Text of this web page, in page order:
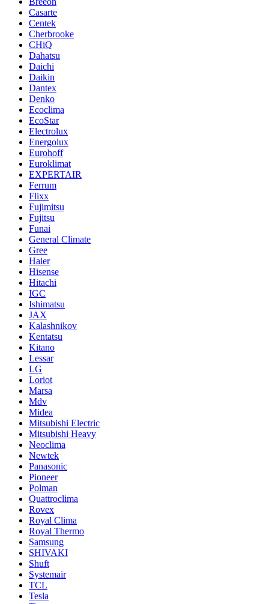
Casarte
Centek
Cherbrooke
CHiQ
Dahatsu
Daichi
Daikin
Dantex
Denko
Ecoclima
EcoStar
Electrolux
Energolux
Eurohoff
Euroklimat
EXPERTAIR
Ferrum
Flixx
Fujimitsu
Fujitsu
Funai
General Climate
Gree
Haier
Hisense
Hitachi
IGC
Ishimatsu
JAX
Kalashnikov
Kentatsu
Kitano
Lessar
LG
Loriot
Marsa
Mdv
Midea
Mitsubishi Electric
Mitsubishi Heavy
Neoclima
Newtek
Panasonic
Pioneer
Polman
Quattroclima
Rovex
Royal Clima
Royal Thermo
Samsung
SHIVAKI
Shuft
Systemair
TCL
Tesla